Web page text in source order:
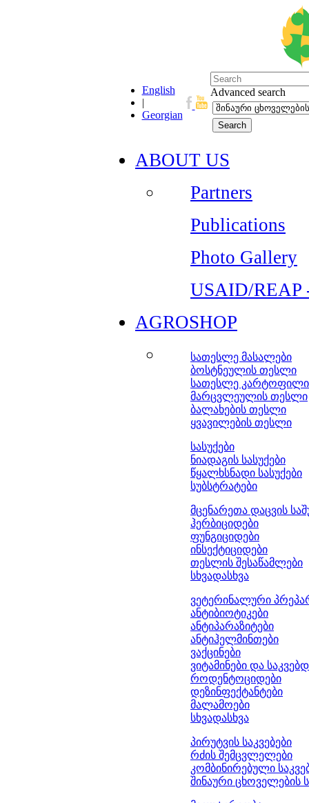
English
|
Georgian
Advanced search
ABOUT US
Partners
Publications
Photo Gallery
USAID/REAP
AGROSHOP
სათესლე მასალები
ბოსტნეულის თესლი
სათესლე კარტოფილი
მარცვლეულის თესლი
ბალახების თესლი
ყვავილების თესლი
სასუქები
ნიადაგის სასუქები
წყალხსნადი სასუქები
სუბსტრატები
მცენარეთა დაცვის
ჰერბიციდები
ფუნგიციდები
ინსექტიციდები
თესლის შესაწამლები
სხვადასხვა
ვეტერინალური
ანტიბიოტიკები
ანტიპარაზიტები
ანტიჰელმინთები
ვაქცინები
ვიტამინები და
როდენტოციდები
დეზინფექტანტები
მალამოები
სხვადასხვა
პირუტვის საკვებები
რძის შემცვლელები
კომბინირებული
შინაური ცხოველების